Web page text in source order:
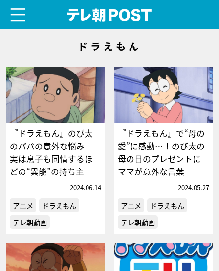
ドラえもん
『ドラえもん』のび太
のパパの意外な悩み
実は息子も同情するほ
どの“異能”の持ち主
2024.06.14
アニメ
ドラえもん
テレ朝動画
『ドラえもん』で“母の
愛”に感動…！のび太の
母の日のプレゼントに
ママが意外な言葉
2024.05.27
アニメ
ドラえもん
テレ朝動画